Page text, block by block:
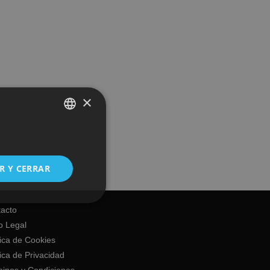
Legal
de Cookies
de Privacidad
ENGLISH
×
Y CERRAR